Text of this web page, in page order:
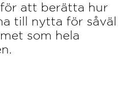
att berätta hur
till nytta för såväl
som hela